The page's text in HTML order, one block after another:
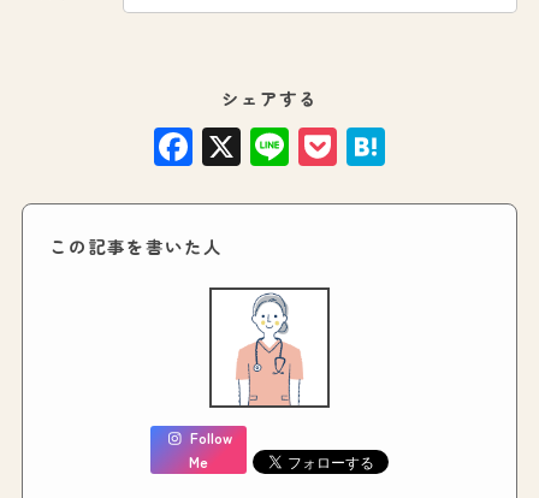
シェアする
Facebook
X LinePocket
この記事を書いた人
Follow
Me